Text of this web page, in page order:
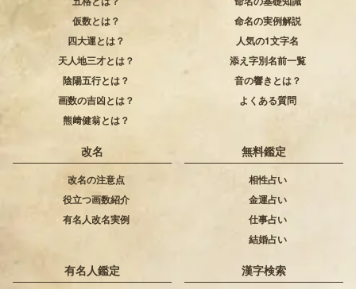
仮数とは？
四大運とは？
天人地三才とは？
陰陽五行とは？
画数の吉凶とは？
熊﨑健翁とは？
命名の実例解説
人気の1文字名
添え字別名前一覧
音の響きとは？
よくある質問
改名
改名の注意点
役立つ画数紹介
有名人改名実例
無料鑑定
相性占い
金運占い
仕事占い
結婚占い
有名人鑑定 漢字検索